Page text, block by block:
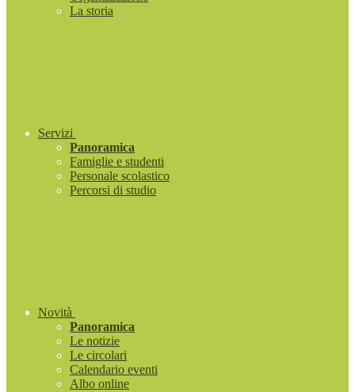
La storia
Servizi
Panoramica
Famiglie e studenti
Personale scolastico
Percorsi di studio
Novità
Panoramica
Le notizie
Le circolari
Calendario eventi
Albo online